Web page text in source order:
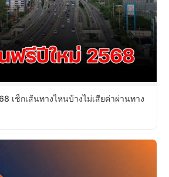
เช็กเส้นทางไหนบ้างไม่เสียค่าผ่านทาง